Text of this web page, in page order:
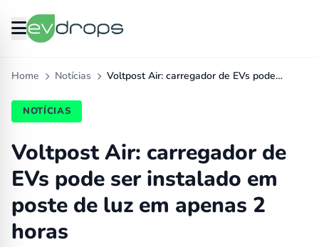
Home Notícias Voltpost Air: carregador de EVs pode…
NOTÍCIAS
Voltpost Air: carregador de
EVs pode ser instalado em
poste de luz em apenas 2
horas